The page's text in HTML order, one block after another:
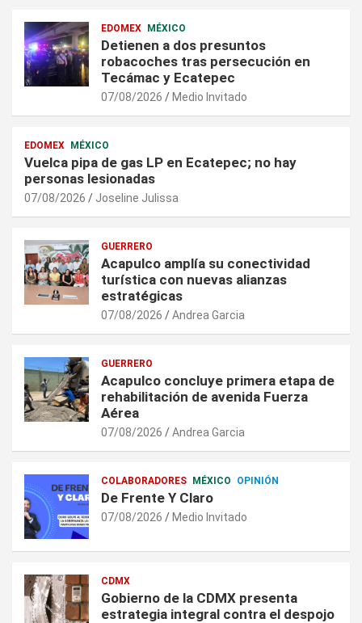
EDOMEX MÉXICO
Detienen a dos presuntos
robacoches tras persecución en
Tecámac y Ecatepec
07/08/2026 Medio Invitado
EDOMEX MÉXICO
Vuelca pipa de gas LP en Ecatepec; no hay
personas lesionadas
07/08/2026 Joseline Julissa
GUERRERO
Acapulco amplía su conectividad
turística con nuevas alianzas
estratégicas
07/08/2026 Andrea Garcia
GUERRERO
Acapulco concluye primera etapa de
rehabilitación de avenida Fuerza
Aérea
07/08/2026 Andrea Garcia
COLABORADORES MÉXICO OPINIÓN
De Frente Y Claro
07/08/2026 Medio Invitado
CDMX
Gobierno de la CDMX presenta
estrategia integral contra el despojo